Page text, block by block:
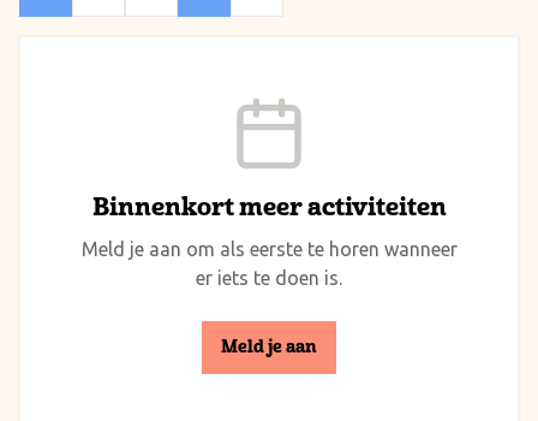
Binnenkort meer activiteiten
Meld je aan om als eerste te horen wanneer
er iets te doen is.
Meld je aan